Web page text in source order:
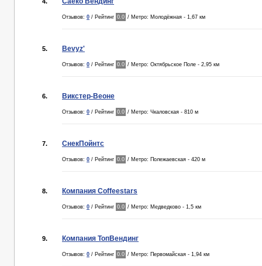
Отзывов: 0 / Рейтинг 0.0 / Метро: Молодёжная - 1,67 км
5. Bevyz'
Отзывов: 0 / Рейтинг 0.0 / Метро: Октябрьское Поле - 2,95 км
6. Викстер-Веоне
Отзывов: 0 / Рейтинг 0.0 / Метро: Чкаловская - 810 м
7. СнекПойнтс
Отзывов: 0 / Рейтинг 0.0 / Метро: Полежаевская - 420 м
8. Компания Coffeestars
Отзывов: 0 / Рейтинг 0.0 / Метро: Медведково - 1,5 км
9. Компания ТопВендинг
Отзывов: 0 / Рейтинг 0.0 / Метро: Первомайская - 1,94 км